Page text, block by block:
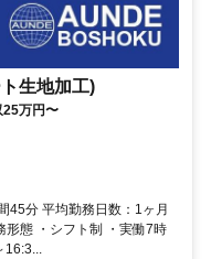
生地加工)
25万円〜
45分 平均勤務日数：1ヶ月
形態 ・シフト制 ・実働7時
16:3...